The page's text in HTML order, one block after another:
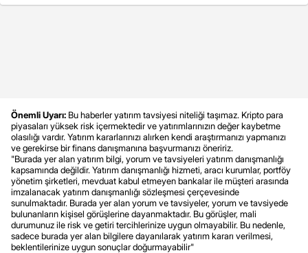
Önemli Uyarı: Bu haberler yatırım tavsiyesi niteliği taşımaz. Kripto para
piyasaları yüksek risk içermektedir ve yatırımlarınızın değer kaybetme
olasılığı vardır. Yatırım kararlarınızı alırken kendi araştırmanızı yapmanızı
ve gerekirse bir finans danışmanına başvurmanızı öneririz.
"Burada yer alan yatırım bilgi, yorum ve tavsiyeleri yatırım danışmanlığı
kapsamında değildir. Yatırım danışmanlığı hizmeti, aracı kurumlar, portföy
yönetim şirketleri, mevduat kabul etmeyen bankalar ile müşteri arasında
imzalanacak yatırım danışmanlığı sözleşmesi çerçevesinde
sunulmaktadır. Burada yer alan yorum ve tavsiyeler, yorum ve tavsiyede
bulunanların kişisel görüşlerine dayanmaktadır. Bu görüşler, mali
durumunuz ile risk ve getiri tercihlerinize uygun olmayabilir. Bu nedenle,
sadece burada yer alan bilgilere dayanılarak yatırım kararı verilmesi,
beklentilerinize uygun sonuçlar doğurmayabilir"